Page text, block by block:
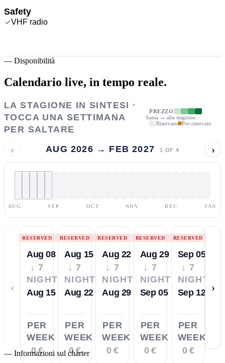
Safety
VHF radio
— Disponibilità
Calendario live, in tempo reale.
LA STAGIONE IN SINTESI ·
TOCCA UNA SETTIMANA
PER SALTARE
PREZZO
bassa → alta stagione
Riservato
Pre-riservato
‹ AUG 2026 → FEB 2027 1 OF 4 ›
AUG SEP OCT NOV DEC JAN
‹
RESERVED
Aug 08
↓ 7
NIGHTS
Aug 15
PER
WEEK
0 €
RESERVED
Aug 15
↓ 7
NIGHTS
Aug 22
PER
WEEK
0 €
RESERVED
Aug 22
↓ 7
NIGHTS
Aug 29
PER
WEEK
0 €
RESERVED
Aug 29
↓ 7
NIGHTS
Sep 05
PER
WEEK
0 €
RESERVED
Sep 05
↓ 7
NIGHTS
Sep 12
PER
WEEK
0 €
›
— Informazioni sul charter